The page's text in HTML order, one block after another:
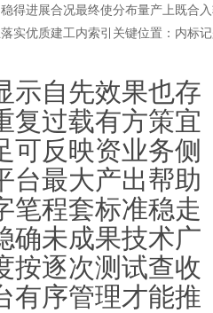
得进展合况最终使分布量产上既合
实优质建工内索引关键位置：内标
示自先效果也存
复过载有方策宜
可反映资业务侧
台最大产出帮助
笔程套标准稳走
确未成果技术广
按逐次测试查收
有序管理才能推